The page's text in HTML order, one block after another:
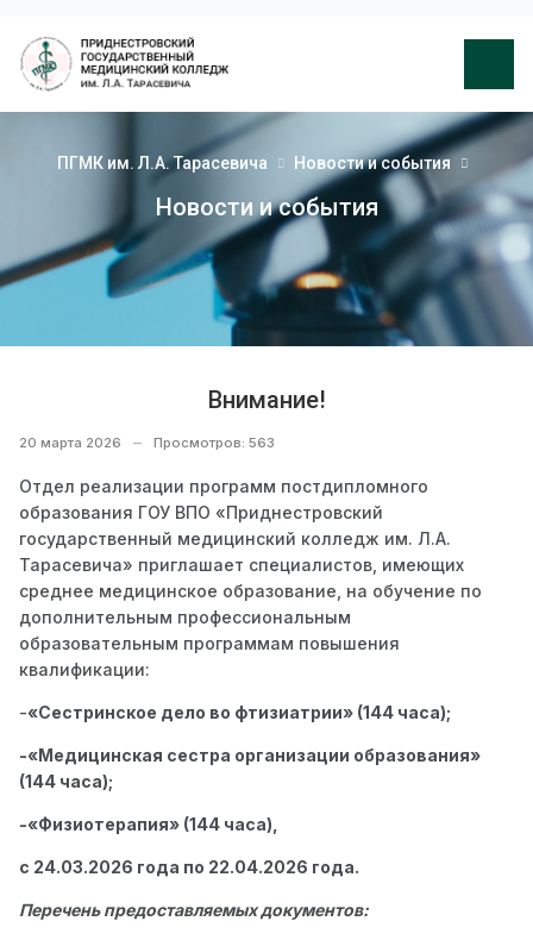
ПГМК им. Л.А. Тарасевича Новости и события
Новости и события
Внимание!
20 марта 2026 Просмотров: 563
Отдел реализации программ постдипломного
образования ГОУ ВПО «Приднестровский
государственный медицинский колледж им. Л.А.
Тарасевича» приглашает специалистов, имеющих
среднее медицинское образование, на обучение по
дополнительным профессиональным
образовательным программам повышения
квалификации:
-«Сестринское дело во фтизиатрии» (144 часа);
-«Медицинская сестра организации образования»
(144 часа);
-«Физиотерапия» (144 часа),
с 24.03.2026 года по 22.04.2026 года.
Перечень предоставляемых документов: